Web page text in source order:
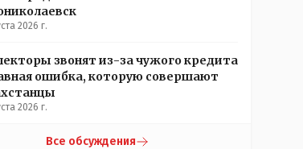
2026 г.
звонят из-за чужого кредита
ошибка, которую совершают
2026 г.
Все обсуждения